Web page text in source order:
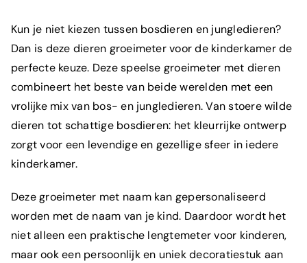
Kun je niet kiezen tussen bosdieren en jungledieren?
Dan is deze dieren groeimeter voor de kinderkamer de
perfecte keuze. Deze speelse groeimeter met dieren
combineert het beste van beide werelden met een
vrolijke mix van bos- en jungledieren. Van stoere wilde
dieren tot schattige bosdieren: het kleurrijke ontwerp
zorgt voor een levendige en gezellige sfeer in iedere
kinderkamer.
Deze groeimeter met naam kan gepersonaliseerd
worden met de naam van je kind. Daardoor wordt het
niet alleen een praktische lengtemeter voor kinderen,
maar ook een persoonlijk en uniek decoratiestuk aan